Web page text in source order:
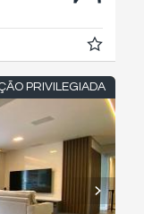
PRIVILEGIADA